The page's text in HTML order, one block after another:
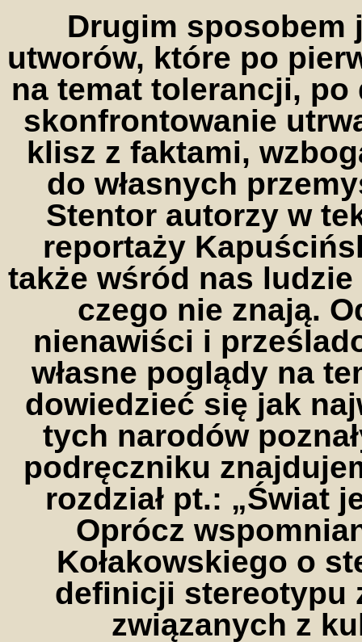
Drugim sposobem
utworów, które po
na temat tolerancji,
skonfrontowanie
klisz z faktami,
do własnych
Stentor autorzy w
reportaży
także wśród nas
czego nie znają.
nienawiści i
własne poglądy na
dowiedzieć się jak
tych narodów
podręczniku
rozdział pt.: „Świat
Oprócz
Kołakowskiego o
definicji stereotypu
związanych z